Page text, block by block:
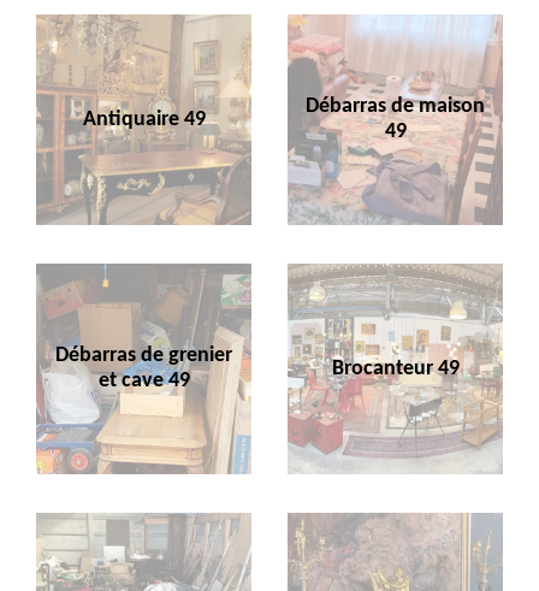
Antiquaire 49
Débarras de maison
49
Débarras de grenier
et cave 49
Brocanteur 49